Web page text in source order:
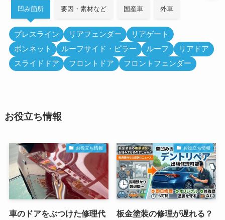
凹み箇所 要因・素材など 国産車 外車
プレスライン リアフェンダー
リアゲート
ボンネット
ルーフサイド・ピラー ルーフ
リアドア
スライドドア
フロントドア フロントフェンダー
お役立ち情報
お役立ち情報
車のドアをぶつけた修理代
お役立ち情報
板金塗装の修理が遅れる？